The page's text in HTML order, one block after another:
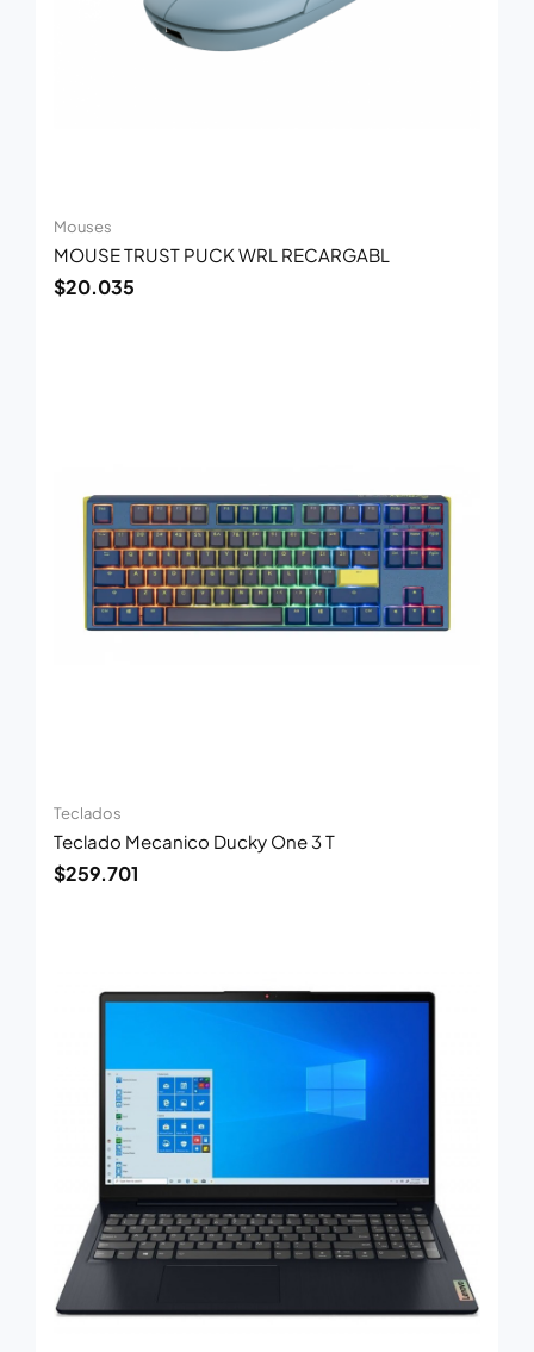
Mouses
MOUSE TRUST PUCK WRL RECARGABL
$20.035
Teclados
Teclado Mecanico Ducky One 3 T
$259.701